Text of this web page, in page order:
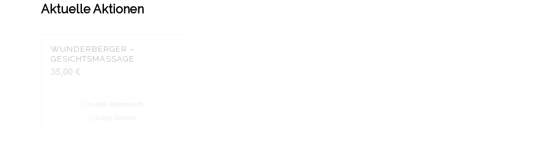
Aktuelle Aktionen
BALANCE –
KÖRPERMASSAGE
94,00 €
WUNDERBERGER –
GESICHTSMASSAGE
35,00 €